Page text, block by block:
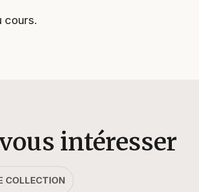
cours.
intéresser
COLLECTION